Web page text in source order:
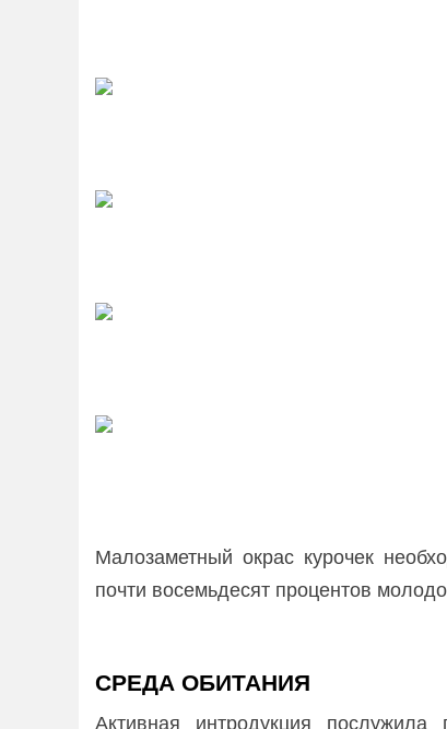
Малозаметный окрас курочек
почти восемьдесят процентов
СРЕДА ОБИТАНИЯ
Активная интродукция